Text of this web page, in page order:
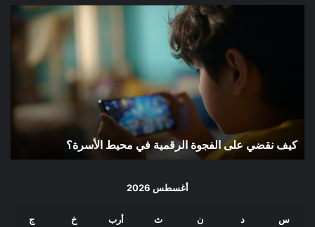
كيف نقضي على الفجوة الرقمية في محيط الأسرة؟
أغسطس 2026
س د ن ث أرب خ ج